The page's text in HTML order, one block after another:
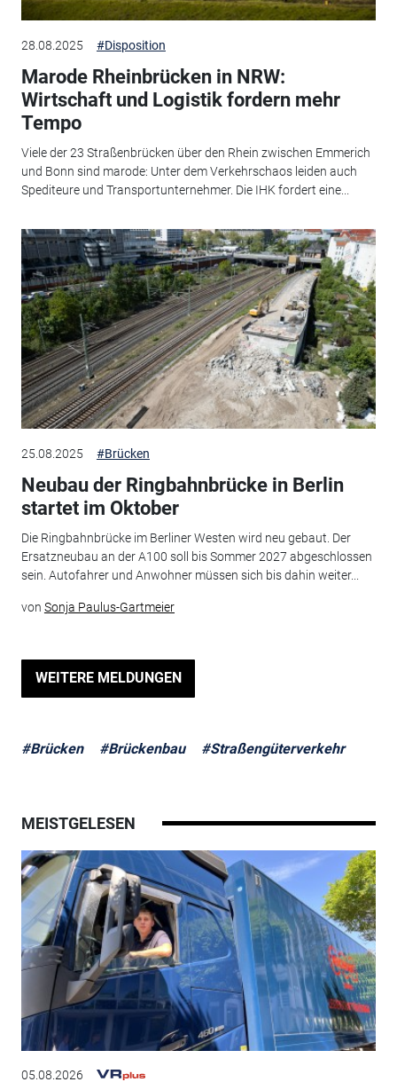
28.08.2025 #Disposition
Marode Rheinbrücken in NRW:
Wirtschaft und Logistik fordern mehr
Tempo
Viele der 23 Straßenbrücken über den Rhein zwischen Emmerich
und Bonn sind marode: Unter dem Verkehrschaos leiden auch
Spediteure und Transportunternehmer. Die IHK fordert eine...
25.08.2025 #Brücken
Neubau der Ringbahnbrücke in Berlin
startet im Oktober
Die Ringbahnbrücke im Berliner Westen wird neu gebaut. Der
Ersatzneubau an der A100 soll bis Sommer 2027 abgeschlossen
sein. Autofahrer und Anwohner müssen sich bis dahin weiter...
von Sonja Paulus-Gartmeier
WEITERE MELDUNGEN
#Brücken #Brückenbau #Straßengüterverkehr
MEISTGELESEN
05.08.2026